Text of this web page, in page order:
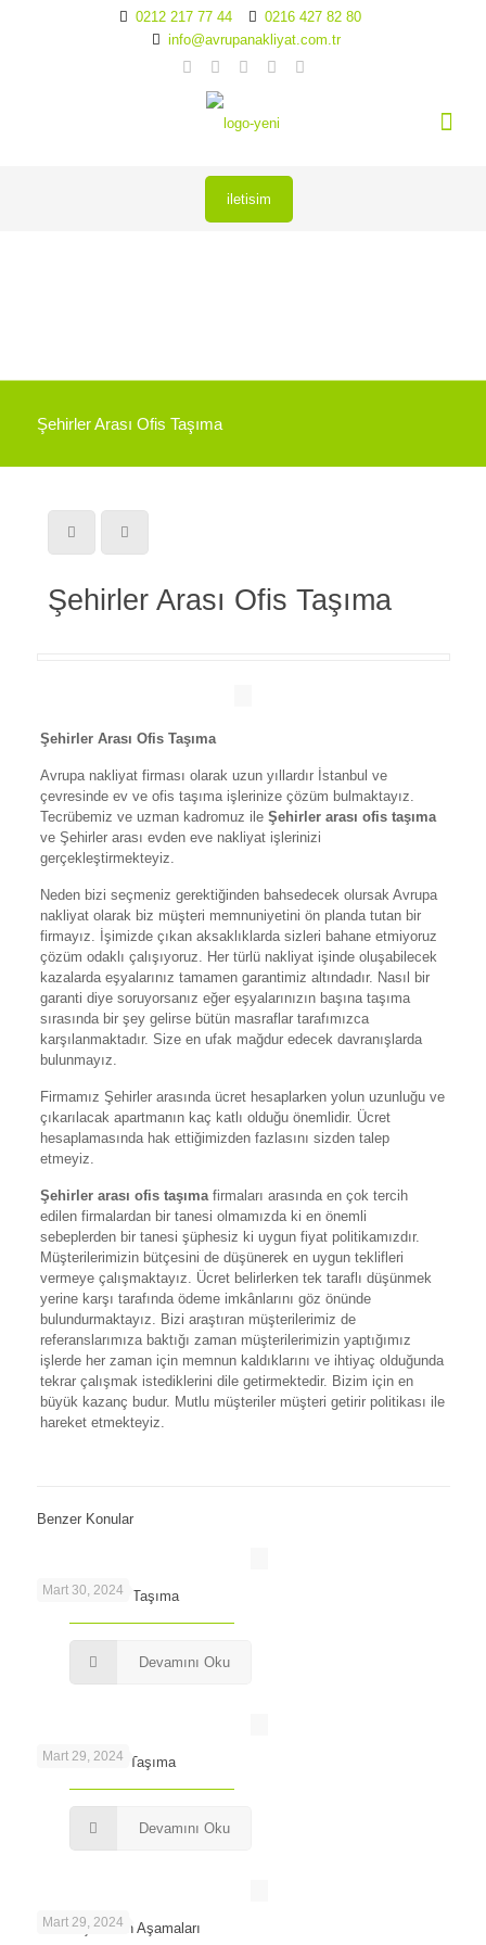
0212 217 77 44
0216 427 82 80
info@avrupanakliyat.com.tr
iletisim
Şehirler Arası Ofis Taşıma
Şehirler Arası Ofis Taşıma
Şehirler Arası Ofis Taşıma
Avrupa nakliyat firması olarak uzun yıllardır İstanbul ve
çevresinde ev ve ofis taşıma işlerinize çözüm bulmaktayız.
Tecrübemiz ve uzman kadromuz ileŞehirler arası ofis taşıma
ve Şehirler arası evden eve nakliyat işlerinizi
gerçekleştirmekteyiz.
Neden bizi seçmeniz gerektiğinden bahsedecek olursak Avrupa
nakliyat olarak biz müşteri memnuniyetini ön planda tutan bir
firmayız. İşimizde çıkan aksaklıklarda sizleri bahane etmiyoruz
çözüm odaklı çalışıyoruz. Her türlü nakliyat işinde oluşabilecek
kazalarda eşyalarınız tamamen garantimiz altındadır. Nasıl bir
garanti diye soruyorsanız eğer eşyalarınızın başına taşıma
sırasında bir şey gelirse bütün masraflar tarafımızca
karşılanmaktadır. Size en ufak mağdur edecek davranışlarda
bulunmayız.
Firmamız Şehirler arasında ücret hesaplarken yolun uzunluğu ve
çıkarılacak apartmanın kaç katlı olduğu önemlidir. Ücret
hesaplamasında hak ettiğimizden fazlasını sizden talep
etmeyiz.
Şehirler arası ofis taşımafirmaları arasında en çok tercih
edilen firmalardan bir tanesi olmamızda ki en önemli
sebeplerden bir tanesi şüphesiz ki uygun fiyat politikamızdır.
Müşterilerimizin bütçesini de düşünerek en uygun teklifleri
vermeye çalışmaktayız. Ücret belirlerken tek taraflı düşünmek
yerine karşı tarafında ödeme imkânlarını göz önünde
bulundurmaktayız. Bizi araştıran müşterilerimiz de
referanslarımıza baktığı zaman müşterilerimizin yaptığımız
işlerde her zaman için memnun kaldıklarını ve ihtiyaç olduğunda
tekrar çalışmak istediklerini dile getirmektedir. Bizim için en
büyük kazanç budur. Mutlu müşteriler müşteri getirir politikası ile
hareket etmekteyiz.
Benzer Konular
Mart 30, 2024
Maslak’ta Ofis Taşıma
Devamını Oku
Mart 29, 2024
Levent’te Ofis Taşıma
Devamını Oku
Mart 29, 2024
Ofis Taşımanın Aşamaları